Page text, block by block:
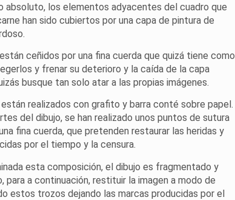
absoluto, los elementos adyacentes del cuadro que
han sido cubiertos por una capa de pintura de
ceñidos por una fina cuerda que quizá tiene como
y frenar su deterioro y la caída de la capa
busque tan solo atar a las propias imágenes.
están realizados con grafito y barra conté sobre papel.
del dibujo, se han realizado unos puntos de sutura
fina cuerda, que pretenden restaurar las heridas y
por el tiempo y la censura.
esta composición, el dibujo es fragmentado y
para a continuación, restituir la imagen a modo de
estos trozos dejando las marcas producidas por el